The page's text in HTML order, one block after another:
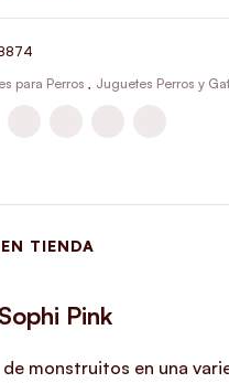
para Perros , Juguetes Perros y
TIENDA
Pink
monstruitos en una